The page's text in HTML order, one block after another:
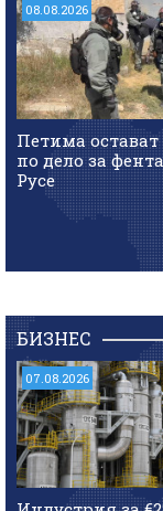
08.08.2026
Петима остават
по дело за
Русе
БИЗНЕС
07.08.2026